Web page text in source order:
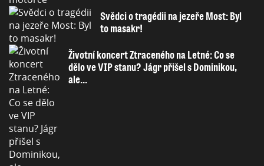
Svědci o tragédii na jezeře Most: Byl
to masakr!
Životní koncert Ztraceného na Letné: Co se
dělo ve VIP stanu? Jágr přišel s Dominikou,
ale...